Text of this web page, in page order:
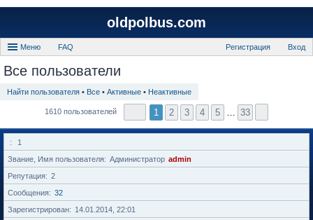
oldpolbus.com
Меню FAQ Вход
Регистрация
Все пользователи
Найти пользователя • Все • Активные • Неактивные
1610 пользователей 1 2 3 4 5 33
1
Звание, Имя пользователя
Администратор admin
Репутация
2
Сообщения
32
Зарегистрирован
14.01.2014, 22:01